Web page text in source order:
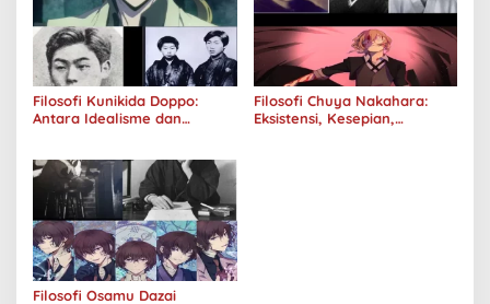
Filosofi Kunikida Doppo:
Antara Idealisme dan
Filosofi Chuya Nakahara:
Eksistensi, Kesepian,
Filosofi Osamu Dazai